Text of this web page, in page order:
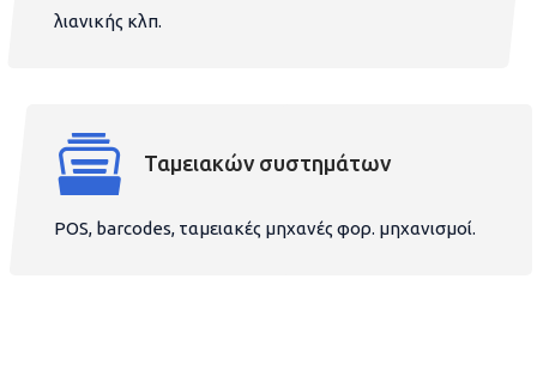
λιανικής κλπ.
Ταμειακών συστημάτων
POS, barcodes, ταμειακές μηχανές φορ. μηχανισμοί.